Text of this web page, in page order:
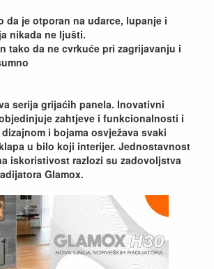
da je otporan na udarce, lupanje i
nikada ne ljušti.
tako da ne cvrkuće pri zagrijavanju i
serija grijaćih panela. Inovativni
zahtjeve i funkcionalnosti i
i bojama osvježava svaki
u bilo koji interijer. Jednostavnost
iskoristivost razlozi su zadovoljstva
Glamox.